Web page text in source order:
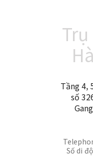
Tầng 4,
số
Số di